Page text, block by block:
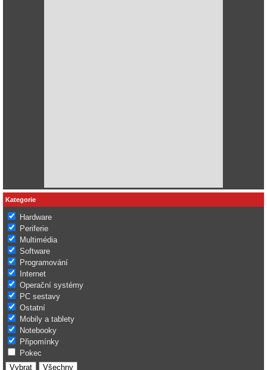
Kategorie
Hardware
Periferie
Multimédia
Software
Programování
Internet
Operační systémy
PC sestavy
Ostatní
Mobily a tablety
Notebooky
Připomínky
Pokec